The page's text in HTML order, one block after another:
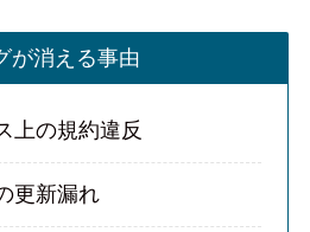
が消える事由
上の規約違反
更新漏れ